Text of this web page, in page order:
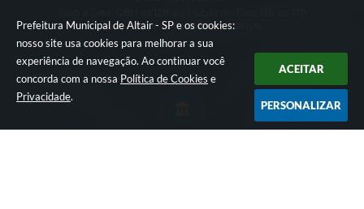
Prefeitura Municipal de Altair - SP e os cookies:
nosso site usa cookies para melhorar a sua
experiência de navegação. Ao continuar você
concorda com a nossa Política de Cookies e
Privacidade.
ACEITAR
PERSONALIZAR
funcionamento Administrativo